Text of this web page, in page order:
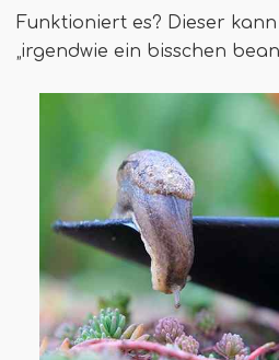
Funktioniert es? Dieser
„irgendwie ein bisschen